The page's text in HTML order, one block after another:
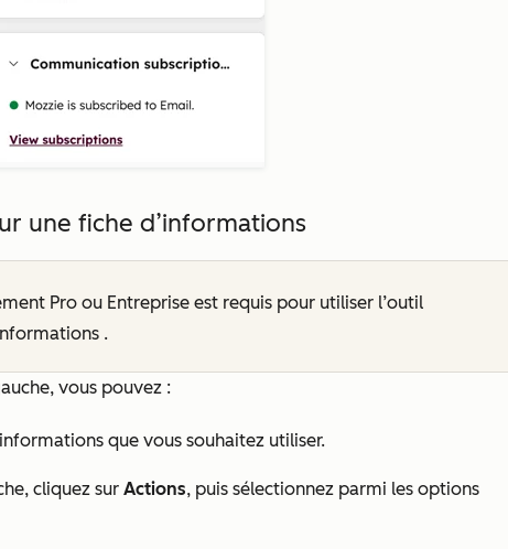
une fiche d’informations
Pro ou Entreprise est requis pour utiliser l’outil
.
vous pouvez :
que vous souhaitez utiliser.
cliquez sur Actions, puis sélectionnez parmi les options